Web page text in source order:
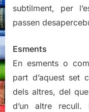
subtilment, per
passen
Esments
En esments o
part d’aquest set
dels altres, del
d’un altre recull.